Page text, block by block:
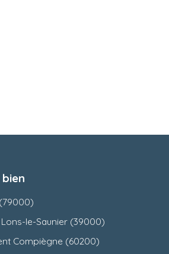
le-Saunier (39000)
Compiègne (60200)